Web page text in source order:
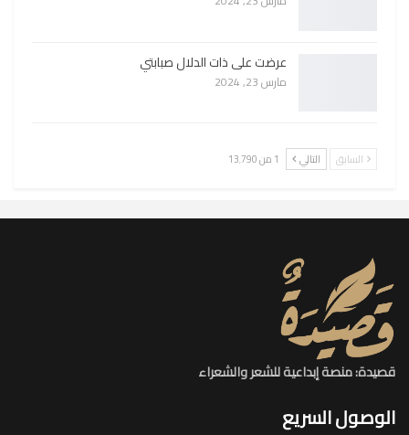
عرضت على ذات الدلال صبابتي
مارس 23, 2024
السابق التالي 1 من 13٬790
قصيدة: منصة إبداعية للشعر والشعراء
الوصول السريع